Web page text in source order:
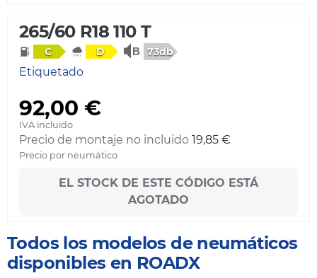
265/60 R18 110 T
C D 73db
Etiquetado
92,00 €
IVA incluido
Precio de montaje no incluido 19,85 €
Precio por neumático
EL STOCK DE ESTE CÓDIGO ESTÁ
AGOTADO
Todos los modelos de neumáticos
disponibles en ROADX